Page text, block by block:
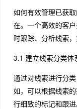
如何有效管理已获
在。一个高效的客
时跟踪、分析线索
3.1 建立线索分类体
通过对线索进行分
如，可以根据线索
行细致的标记和跟